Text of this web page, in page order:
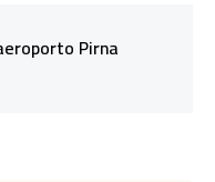
Pirna